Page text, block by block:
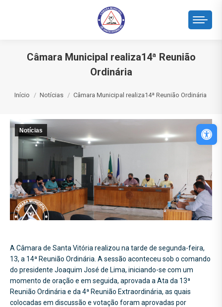
Câmara Municipal realiza14ª Reunião
Ordinária
Início Notícias Câmara Municipal realiza14ª Reunião Ordinária
Notícias
A Câmara de Santa Vitória realizou na tarde de segunda-feira,
13, a 14ª Reunião Ordinária. A sessão aconteceu sob o comando
do presidente Joaquim José de Lima, iniciando-se com um
momento de oração e em seguida, aprovada a Ata da 13ª
Reunião Ordinária e da 4ª Reunião Extraordinária, as quais
colocadas em discussão e votação foram aprovadas por